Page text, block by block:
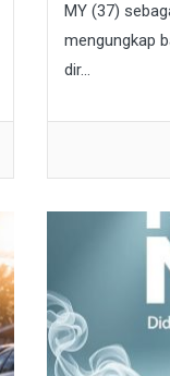
MY (37)
mengungkap
dir...